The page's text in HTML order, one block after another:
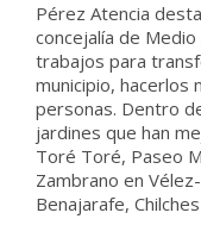
Pérez Atencia
concejalía de
trabajos para
municipio, hacerlos
personas. Dentro
jardines que han
Toré Toré, Paseo
Zambrano en
Benajarafe,